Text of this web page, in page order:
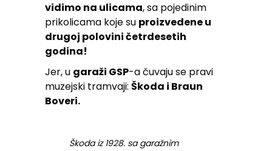
vidimo na ulicama, sa pojedinim
prikolicama koje su proizvedene u
drugoj polovini četrdesetih
godina!
Jer, u garaži GSP-a čuvaju se pravi
muzejski tramvaji: Škoda i Braun
Boveri.
Škoda iz 1928. sa garažnim